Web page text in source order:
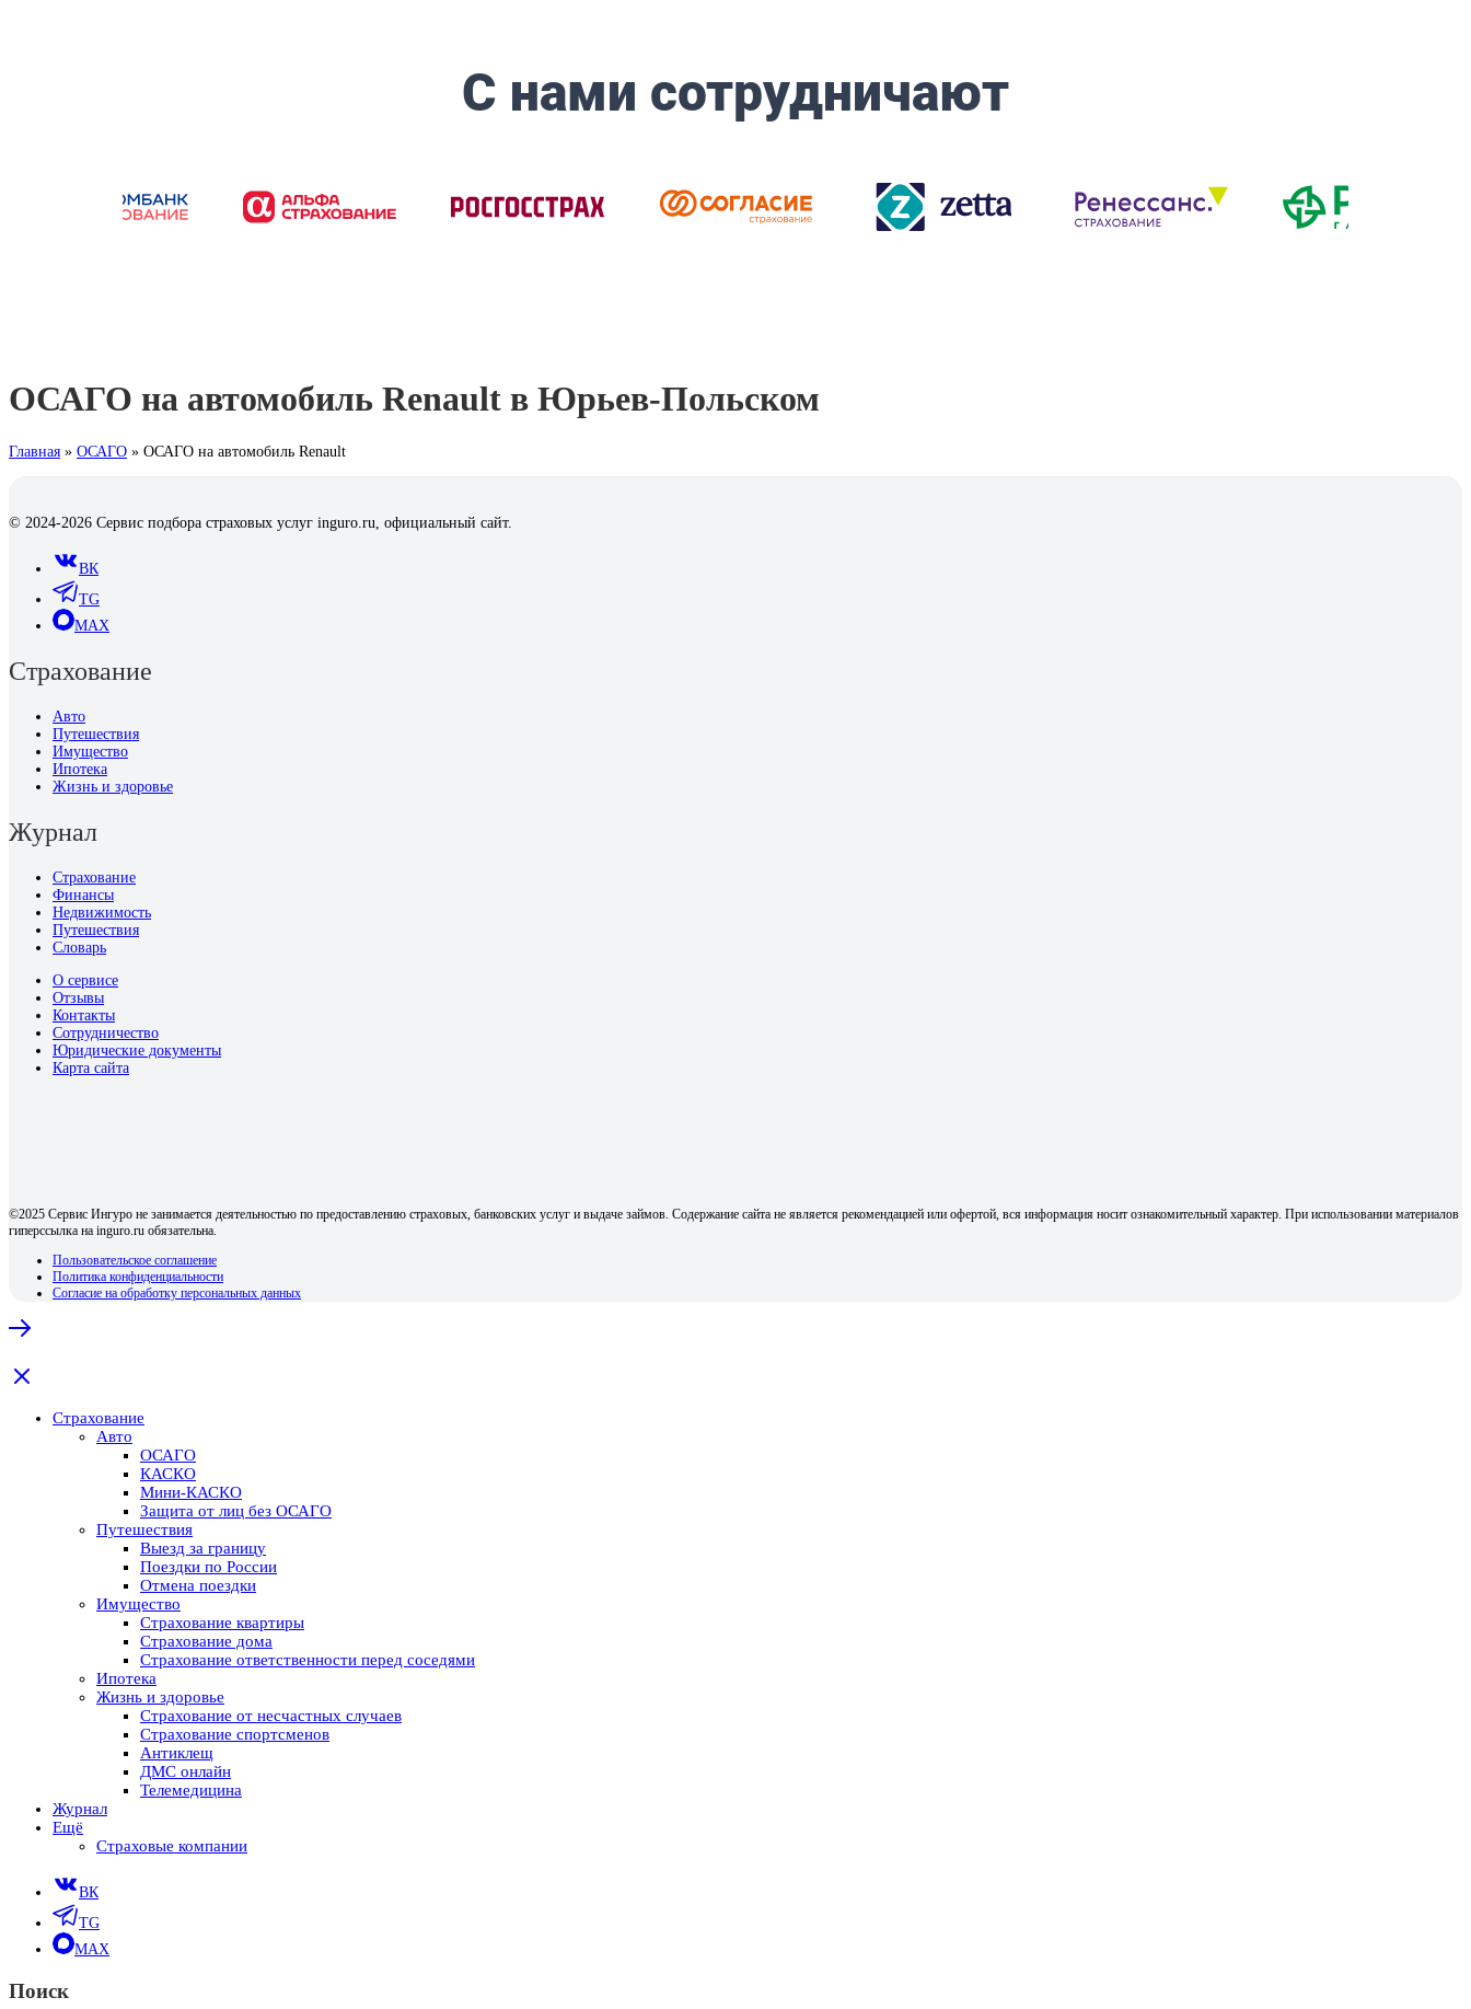
ОСАГО на автомобиль Renault в Юрьев-Польском
Главная » ОСАГО » ОСАГО на автомобиль Renault
© 2024-2026 Сервис подбора страховых услуг inguro.ru, официальный сайт.
ВК
TG
MAX
Страхование
Авто
Путешествия
Имущество
Ипотека
Жизнь и здоровье
Журнал
Страхование
Финансы
Недвижимость
Путешествия
Словарь
О сервисе
Отзывы
Контакты
Сотрудничество
Юридические документы
Карта сайта
©2025 Сервис Ингуро не занимается деятельностью по предоставлению страховых, банковских услуг и выдаче займов. Содержание сайта не является рекомендацией или офертой, вся информация носит ознакомительный характер. При использовании материалов
гиперссылка на inguro.ru обязательна.
Пользовательское соглашение
Политика конфиденциальности
Согласие на обработку персональных данных
Страхование
Авто
ОСАГО
КАСКО
Мини-КАСКО
Защита от лиц без ОСАГО
Путешествия
Выезд за границу
Поездки по России
Отмена поездки
Имущество
Страхование квартиры
Страхование дома
Страхование ответственности перед соседями
Ипотека
Жизнь и здоровье
Страхование от несчастных случаев
Страхование спортсменов
Антиклещ
ДМС онлайн
Телемедицина
Журнал
Ещё
Страховые компании
ВК
TG
MAX
Поиск